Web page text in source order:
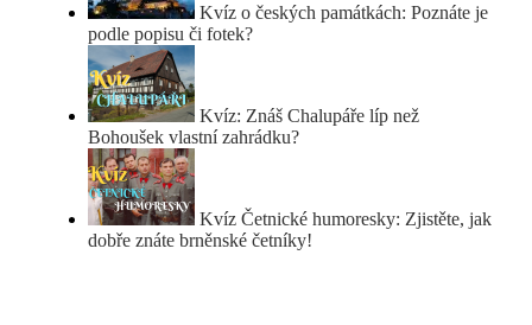
Kvíz o českých památkách: Poznáte je
podle popisu či fotek?
Kvíz: Znáš Chalupáře líp než
Bohoušek vlastní zahrádku?
Kvíz Četnické humoresky: Zjistěte, jak
dobře znáte brněnské četníky!